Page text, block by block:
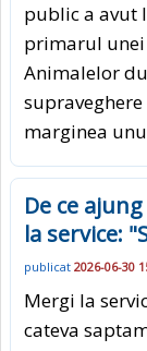
public a avut
primarul unei
Animalelor
marginea
De ce
la service:
publicat 2026-06-30
Mergi la
cateva